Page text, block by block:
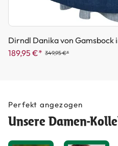
Dirndl Danika von Gamsbock
189,95 €* 349,95 €*
Perfekt angezogen
Unsere Damen-